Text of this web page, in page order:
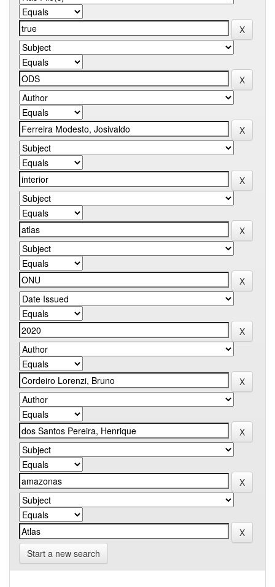
Start a new search